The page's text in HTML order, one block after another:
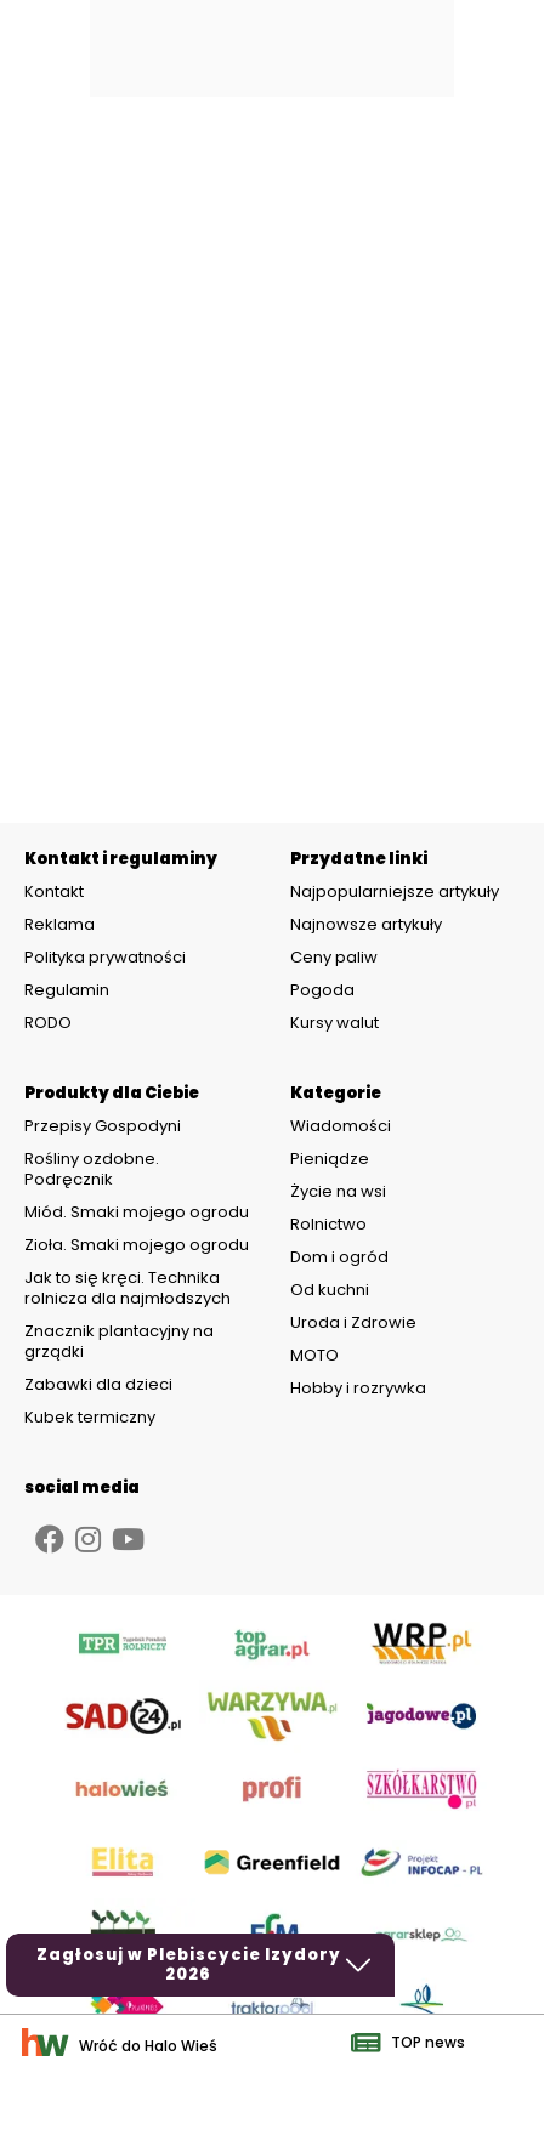
Zagłosuj w Plebiscycie Izydory
2026
Kontakt i regulaminy
Kontakt
Reklama
Polityka prywatności
Regulamin
RODO
Kategorie
Wiadomości
Pieniądze
Życie na wsi
Rolnictwo
Dom i ogród
Od kuchni
Uroda i Zdrowie
MOTO
Hobby i rozrywka
Produkty dla Ciebie
Przepisy Gospodyni
Rośliny ozdobne.
Podręcznik
Miód. Smaki mojego ogrodu
Zioła. Smaki mojego ogrodu
Jak to się kręci. Technika
rolnicza dla najmłodszych
Znacznik plantacyjny na
grządki
Zabawki dla dzieci
Kubek termiczny
Przydatne linki
Najpopularniejsze artykuły
Najnowsze artykuły
Ceny paliw
Pogoda
Kursy walut
social media
Wróć do Halo Wieś TOP news